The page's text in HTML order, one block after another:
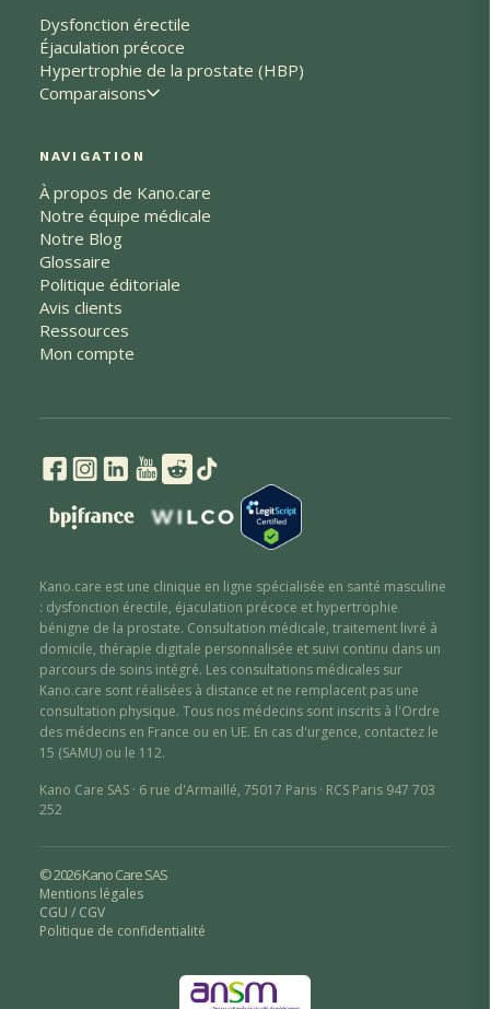
Dysfonction érectile
Éjaculation précoce
Hypertrophie de la prostate (HBP)
Comparaisons
NAVIGATION
À propos de Kano.care
Notre équipe médicale
Notre Blog
Glossaire
Politique éditoriale
Avis clients
Ressources
Mon compte
Kano.care est une clinique en ligne spécialisée en santé masculine
: dysfonction érectile, éjaculation précoce et hypertrophie
bénigne de la prostate. Consultation médicale, traitement livré à
domicile, thérapie digitale personnalisée et suivi continu dans un
parcours de soins intégré. Les consultations médicales sur
Kano.care sont réalisées à distance et ne remplacent pas une
consultation physique. Tous nos médecins sont inscrits à l'Ordre
des médecins en France ou en UE. En cas d'urgence, contactez le
15 (SAMU) ou le 112.
Kano Care SAS · 6 rue d'Armaillé, 75017 Paris · RCS Paris 947 703
252
© 2026 Kano Care SAS
Mentions légales
CGU / CGV
Politique de confidentialité